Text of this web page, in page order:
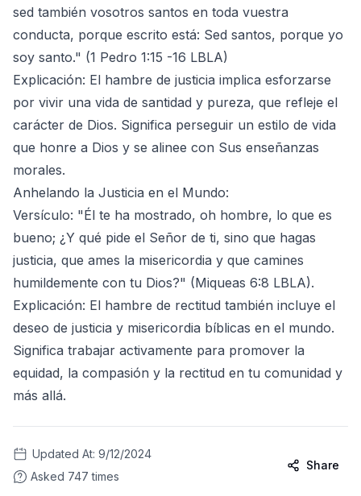
sed también vosotros santos en toda vuestra
conducta, porque escrito está: Sed santos, porque yo
soy santo." (1 Pedro 1:15 -16 LBLA)
Explicación: El hambre de justicia implica esforzarse
por vivir una vida de santidad y pureza, que refleje el
carácter de Dios. Significa perseguir un estilo de vida
que honre a Dios y se alinee con Sus enseñanzas
morales.
Anhelando la Justicia en el Mundo:
Versículo: "Él te ha mostrado, oh hombre, lo que es
bueno; ¿Y qué pide el Señor de ti, sino que hagas
justicia, que ames la misericordia y que camines
humildemente con tu Dios?" (Miqueas 6:8 LBLA).
Explicación: El hambre de rectitud también incluye el
deseo de justicia y misericordia bíblicas en el mundo.
Significa trabajar activamente para promover la
equidad, la compasión y la rectitud en tu comunidad y
más allá.
Updated At: 9/12/2024
Asked 747 times
Share